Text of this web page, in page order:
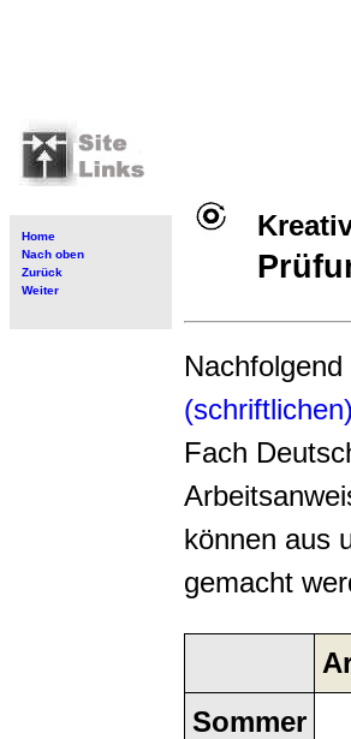
Home
Nach oben
Zurück
Weiter
Fach
können aus
gemacht
Sommer